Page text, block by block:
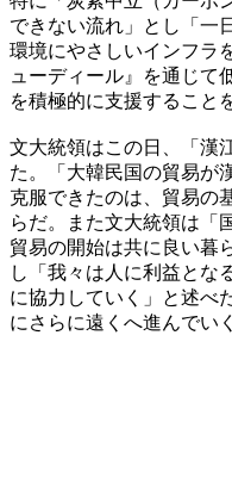
できない流れ」とし「一
環境にやさしいインフラ
ューディール』を通じて
を積極的に支援すること
文大統領はこの日、「漢
た。「大韓民国の貿易が
克服できたのは、貿易の
らだ。また文大統領は「
貿易の開始は共に良い暮
し「我々は人に利益とな
に協力していく」と述べ
にさらに遠くへ進んでい